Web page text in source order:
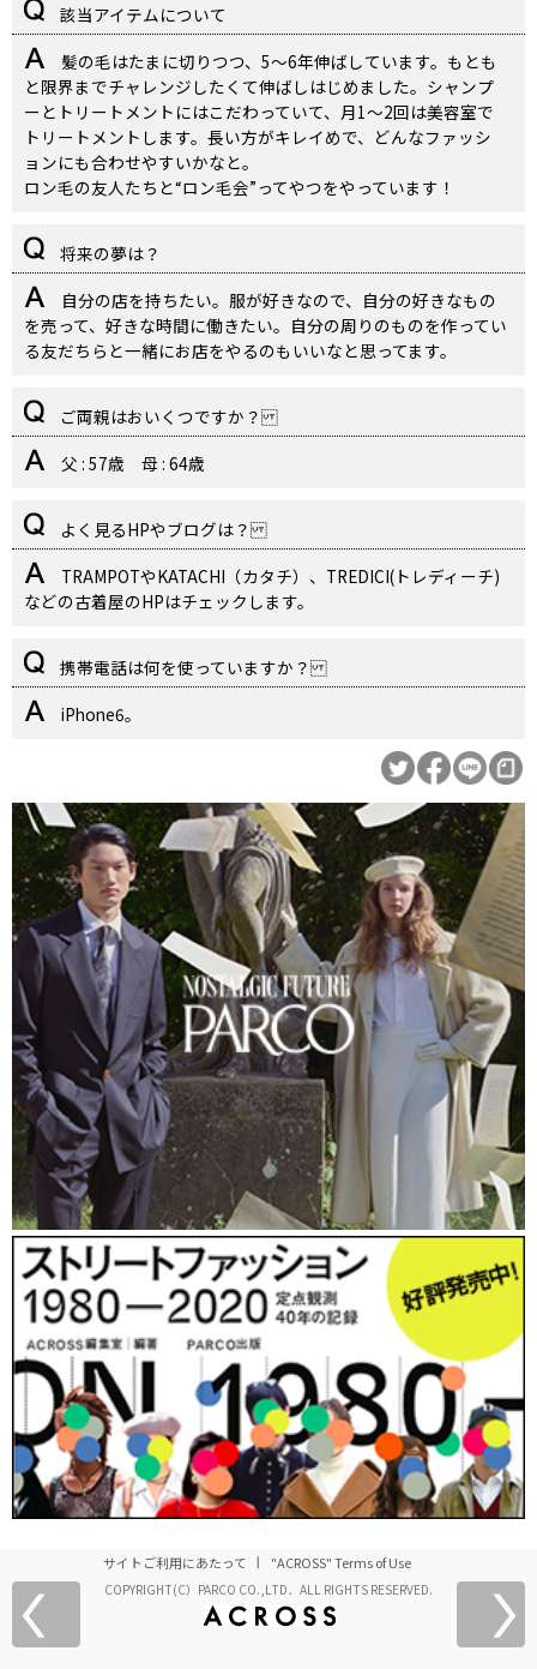
該当アイテムについて
髪の毛はたまに切りつつ、5〜6年伸ばしています。もとも
と限界までチャレンジしたくて伸ばしはじめました。シャンプ
ーとトリートメントにはこだわっていて、月1〜2回は美容室で
トリートメントします。長い方がキレイめで、どんなファッシ
ョンにも合わせやすいかなと。
ロン毛の友人たちと“ロン毛会”ってやつをやっています！
将来の夢は？
自分の店を持ちたい。服が好きなので、自分の好きなもの
を売って、好きな時間に働きたい。自分の周りのものを作ってい
る友だちらと一緒にお店をやるのもいいなと思ってます。
ご両親はおいくつですか？
父 : 57歳 母 : 64歳
よく見るHPやブログは？
TRAMPOTやKATACHI（カタチ）、TREDICI(トレディーチ)
などの古着屋のHPはチェックします。
携帯電話は何を使っていますか？
iPhone6。
サイトご利用にあたって "ACROSS" Terms of Use
COPYRIGHT(C）PARCO CO.,LTD．ALL RIGHTS RESERVED.